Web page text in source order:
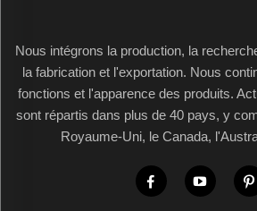
Nous intégrons la production, la
la fabrication et l'exportation. Nous
fonctions et l'apparence des produits.
sont répartis dans plus de 40 pays, y
Royaume-Uni, le Canada,